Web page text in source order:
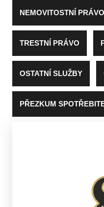
NEMOVITOSTNÍ PRÁVO
TRESTNÍ PRÁVO
OSTATNÍ SLUŽBY
PŘEZKUM